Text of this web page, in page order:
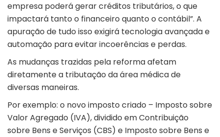
empresa poderá gerar créditos tributários, o que
impactará tanto o financeiro quanto o contábil”. A
apuração de tudo isso exigirá tecnologia avançada e
automação para evitar incoerências e perdas.
As mudanças trazidas pela reforma afetam
diretamente a tributação da área médica de
diversas maneiras.
Por exemplo: o novo imposto criado – Imposto sobre
Valor Agregado (IVA), dividido em Contribuição
sobre Bens e Serviços (CBS) e Imposto sobre Bens e